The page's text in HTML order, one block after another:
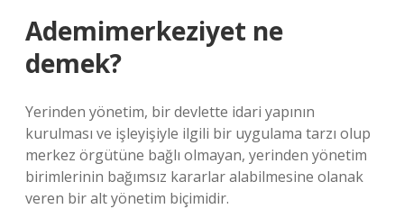
Ademimerkeziyet ne
demek?
Yerinden yönetim, bir devlette idari yapının
kurulması ve işleyişiyle ilgili bir uygulama tarzı olup
merkez örgütüne bağlı olmayan, yerinden yönetim
birimlerinin bağımsız kararlar alabilmesine olanak
veren bir alt yönetim biçimidir.